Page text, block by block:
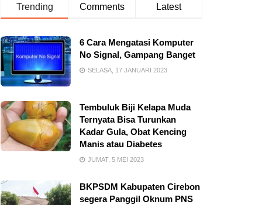
Trending Comments Latest
6 Cara Mengatasi Komputer
No Signal, Gampang Banget
SELASA, 17 JANUARI 2023
Tembuluk Biji Kelapa Muda
Ternyata Bisa Turunkan
Kadar Gula, Obat Kencing
Manis atau Diabetes
JUMAT, 5 MEI 2023
BKPSDM Kabupaten Cirebon
segera Panggil Oknum PNS